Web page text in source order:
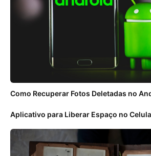
Como Recuperar Fotos Deletadas no
Aplicativo para Liberar Espaço no